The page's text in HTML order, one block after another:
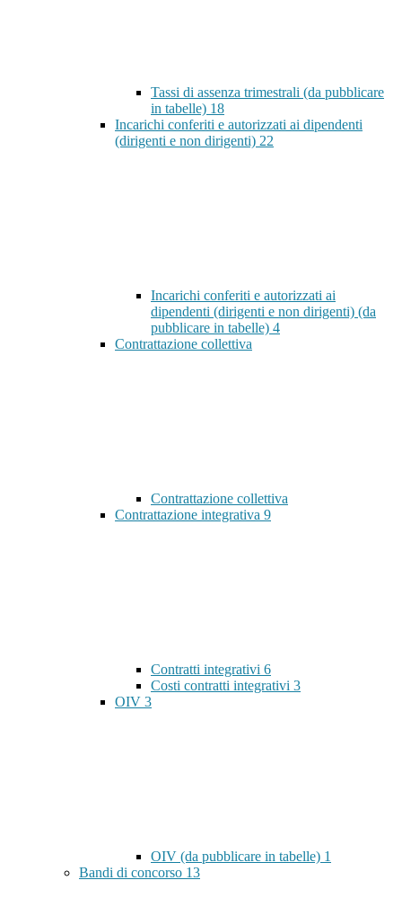
Tassi di assenza trimestrali (da pubblicare
in tabelle) 18
Incarichi conferiti e autorizzati ai dipendenti
(dirigenti e non dirigenti) 22
Incarichi conferiti e autorizzati ai
dipendenti (dirigenti e non dirigenti) (da
pubblicare in tabelle) 4
Contrattazione collettiva
Contrattazione collettiva
Contrattazione integrativa 9
Contratti integrativi 6
Costi contratti integrativi 3
OIV 3
OIV (da pubblicare in tabelle) 1
Bandi di concorso 13